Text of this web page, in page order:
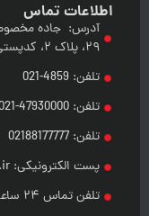
اطلاعات تماس
تلفن: 4859-021
تلفن: 47930000-021
تلفن: 02188177777
پست الکترونیکی: info@moinkhodro.ir
تلفن تماس ۲۴ ساعته جهت امور امداد: 4859-021